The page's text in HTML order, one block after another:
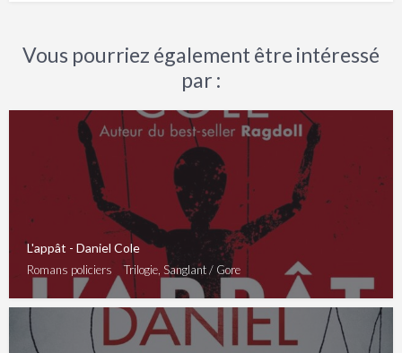
Vous pourriez également être intéressé
par :
L'appât - Daniel Cole
Romans policiers Trilogie, Sanglant / Gore